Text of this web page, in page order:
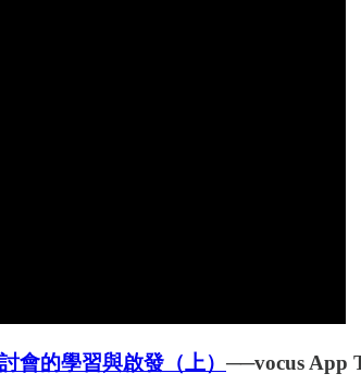
會的學習與啟發（上） ──vocus App